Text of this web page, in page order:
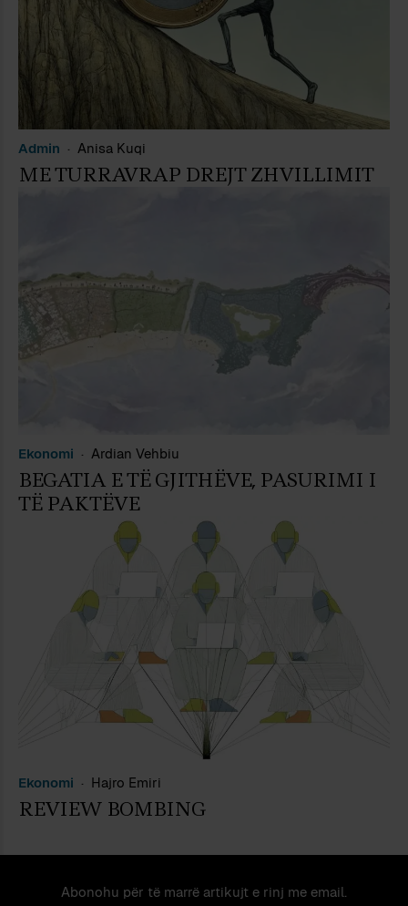
Admin Anisa Kuqi
ME TURRAVRAP DREJT ZHVILLIMIT
Ekonomi Ardian Vehbiu
BEGATIA E TË GJITHËVE, PASURIMI I
TË PAKTËVE
Ekonomi Hajro Emiri
REVIEW BOMBING
Abonohu për të marrë artikujt e rinj me email.